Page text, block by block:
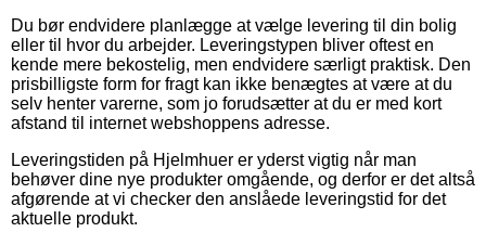
Du bør endvidere planlægge at vælge levering til din bolig
eller til hvor du arbejder. Leveringstypen bliver oftest en
kende mere bekostelig, men endvidere særligt praktisk. Den
prisbilligste form for fragt kan ikke benægtes at være at du
selv henter varerne, som jo forudsætter at du er med kort
afstand til internet webshoppens adresse.
Leveringstiden på Hjelmhuer er yderst vigtig når man
behøver dine nye produkter omgående, og derfor er det altså
afgørende at vi checker den anslåede leveringstid for det
aktuelle produkt.